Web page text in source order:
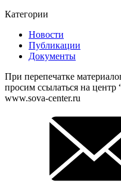
Категории
Новости
Публикации
Документы
При перепечатке
просим ссылаться на
www.sova-center.ru